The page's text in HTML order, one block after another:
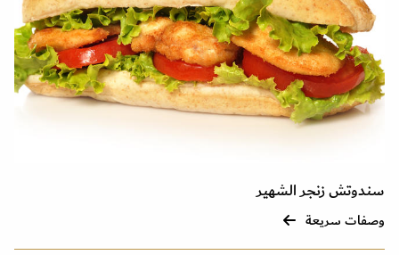
سندوتش زنجر الشهير
وصفات سريعة